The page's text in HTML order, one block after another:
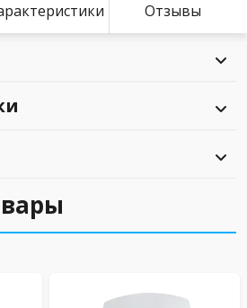
Отзывы